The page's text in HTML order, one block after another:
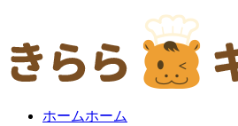
ホームホーム